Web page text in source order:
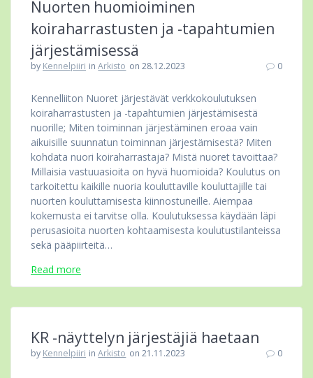
Nuorten huomioiminen
koiraharrastusten ja -tapahtumien
järjestämisessä
by Kennelpiiri inArkisto on 28.12.2023 0
Kennelliiton Nuoret järjestävät verkkokoulutuksen
koiraharrastusten ja -tapahtumien järjestämisestä
nuorille; Miten toiminnan järjestäminen eroaa vain
aikuisille suunnatun toiminnan järjestämisestä? Miten
kohdata nuori koiraharrastaja? Mistä nuoret tavoittaa?
Millaisia vastuuasioita on hyvä huomioida? Koulutus on
tarkoitettu kaikille nuoria kouluttaville kouluttajille tai
nuorten kouluttamisesta kiinnostuneille. Aiempaa
kokemusta ei tarvitse olla. Koulutuksessa käydään läpi
perusasioita nuorten kohtaamisesta koulutustilanteissa
sekä pääpiirteitä…
Read more
KR -näyttelyn järjestäjiä haetaan
by Kennelpiiri inArkisto on 21.11.2023 0